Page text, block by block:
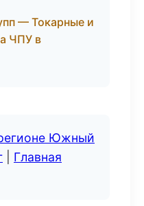
— Токарные и
ЧПУ в
Южный
Главная